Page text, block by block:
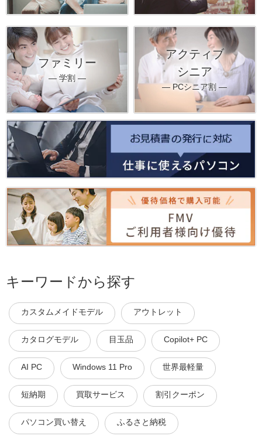
ファミリー
― 学割 ―
アクティブ
シニア
― PCシニア割 ―
キーワードから探す
カスタムメイドモデル アウトレット
カタログモデル 目玉品 Copilot+ PC
AI PC Windows 11 Pro 世界最軽量
短納期 買取サービス 割引クーポン
パソコン買い替え ふるさと納税